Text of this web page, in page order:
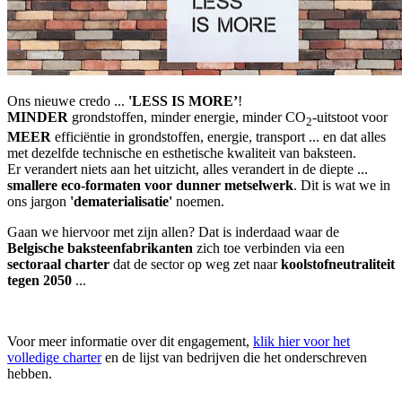
Ons nieuwe credo ... 'LESS IS MORE’!
MINDER grondstoffen, minder energie, minder CO2-uitstoot voor
MEER efficiëntie in grondstoffen, energie, transport ... en dat alles
met dezelfde technische en esthetische kwaliteit van baksteen.
Er verandert niets aan het uitzicht, alles verandert in de diepte ...
smallere eco-formaten voor dunner metselwerk. Dit is wat we in
ons jargon 'dematerialisatie' noemen.
Gaan we hiervoor met zijn allen? Dat is inderdaad waar de
Belgische baksteenfabrikanten zich toe verbinden via een
sectoraal charter dat de sector op weg zet naarkoolstofneutraliteit
tegen 2050 ...
Voor meer informatie over dit engagement, klik hier voor het
volledige charteren de lijst van bedrijven die het onderschreven
hebben.